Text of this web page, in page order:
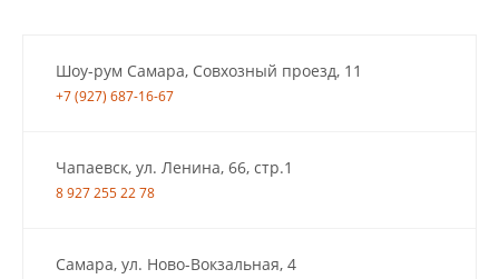
Шоу-рум Самара, Совхозный проезд, 11
+7 (927) 687-16-67
Чапаевск, ул. Ленина, 66, стр.1
8 927 255 22 78
Самара, ул. Ново-Вокзальная, 4